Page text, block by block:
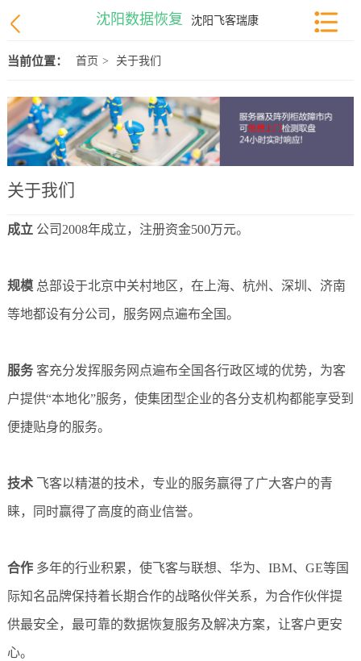
沈阳数据恢复 沈阳飞客瑞康
当前位置： 首页 > 关于我们
关于我们
成立公司2008年成立，注册资金500万元。
规模总部设于北京中关村地区，在上海、杭州、深圳、济南
等地都设有分公司，服务网点遍布全国。
服务客充分发挥服务网点遍布全国各行政区域的优势，为客
户提供“本地化”服务，使集团型企业的各分支机构都能享受到
便捷贴身的服务。
技术飞客以精湛的技术，专业的服务赢得了广大客户的青
睐，同时赢得了高度的商业信誉。
合作多年的行业积累，使飞客与联想、华为、IBM、GE等国
际知名品牌保持着长期合作的战略伙伴关系，为合作伙伴提
供最安全，最可靠的数据恢复服务及解决方案，让客户更安
心。